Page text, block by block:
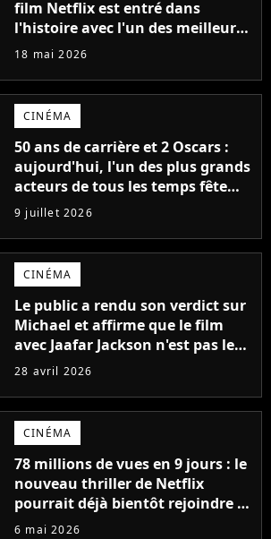
film Netflix est entré dans
l'histoire avec l'un des meilleurs
lancements de tous les temps
18 mai 2026
CINÉMA
50 ans de carrière et 2 Oscars :
aujourd'hui, l'un des plus grands
acteurs de tous les temps fête
ses 70 ans
9 juillet 2026
CINÉMA
Le public a rendu son verdict sur
Michael et affirme que le film
avec Jaafar Jackson n'est pas le
meilleur biopic musical de 2026.
28 avril 2026
CINÉMA
78 millions de vues en 9 jours : le
nouveau thriller de Netflix
pourrait déjà bientôt rejoindre le
top 10 des films les plus vus de
6 mai 2026